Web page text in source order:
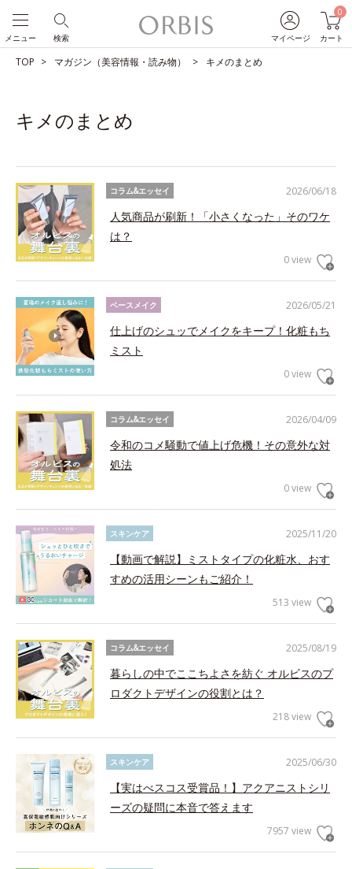
マイページ
0
カート
検索
メニュー
TOP マガジン（美容情報・読み物） キメのまとめ
キメのまとめ
2026/06/18
コラム&エッセイ
人気商品が刷新！「小さくなった」そのワケ
は？
0 view
2026/05/21
ベースメイク
仕上げのシュッでメイクをキープ！化粧もち
ミスト
0 view
2026/04/09
コラム&エッセイ
令和のコメ騒動で値上げ危機！その意外な対
処法
0 view
2025/11/20
スキンケア
【動画で解説】ミストタイプの化粧水、おす
すめの活用シーンもご紹介！
513 view
2025/08/19
コラム&エッセイ
暮らしの中でここちよさを紡ぐ オルビスのプ
ロダクトデザインの役割とは？
218 view
2025/06/30
スキンケア
【実はべスコス受賞品！】アクアニストシリ
ーズの疑問に本音で答えます
7957 view